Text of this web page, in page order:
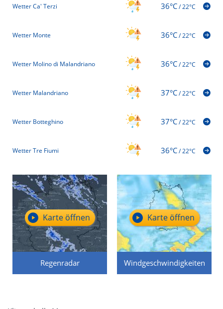
Wetter Ca' Terzi 36°C/22°C
Wetter Monte 36°C/22°C
Wetter Molino di Malandriano 36°C/22°C
Wetter Malandriano 37°C/22°C
Wetter Botteghino 37°C/22°C
Wetter Tre Fiumi 36°C/22°C
Regenradar
Karte öffnen
Windgeschwindigkeiten
Karte öffnen